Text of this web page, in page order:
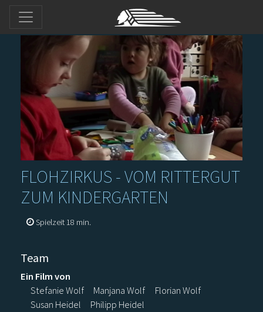
FLOHZIRKUS - VOM RITTERGUT
ZUM KINDERGARTEN
Spielzeit 18 min.
Team
Ein Film von
Stefanie Wolf
Manjana Wolf
Florian Wolf
Susan Heidel
Philipp Heidel